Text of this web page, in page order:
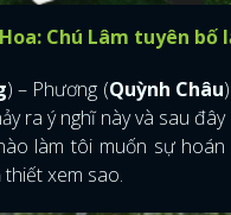
Chú Lâm tuyên
) – Phương (Quỳnh Châu
ra ý nghĩ này và sau
làm tôi muốn sự
xem sao.